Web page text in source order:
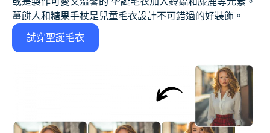
薑餅人和糖果手杖是兒童毛衣設計不可錯過的好裝飾。
試穿聖誕毛衣